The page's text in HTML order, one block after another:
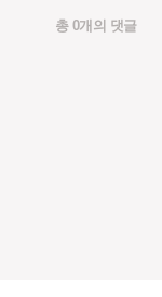
총 0개의 댓글